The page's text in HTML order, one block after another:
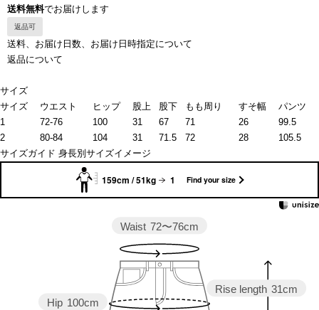
送料無料でお届けします
返品可
送料、お届け日数、お届け日時指定について
返品について
サイズ
サイズ
ウエスト ヒップ 股上 股下 もも周り すそ幅
パンツ
1
72-76 100 31 67 71 26
99.5
2
80-84 104 31 71.5 72 28
105.5
サイズガイド 身長別サイズイメージ
159cm / 51kg 1 Find your size
Rise length 31cm
Hip 100cm
Waist 72〜76cm